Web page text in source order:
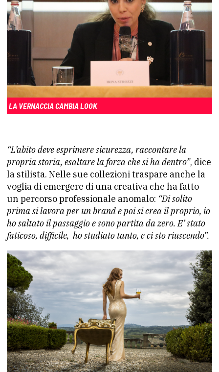
LA VERNACCIA CAMBIA LOOK
“L’abito deve esprimere sicurezza, raccontare la
propria storia, esaltare la forza che si ha dentro”, dice
la stilista. Nelle sue collezioni traspare anche la
voglia di emergere di una creativa che ha fatto
un percorso professionale anomalo: “Di solito
prima si lavora per un brand e poi si crea il proprio, io
ho saltato il passaggio e sono partita da zero. E’ stato
faticoso, difficile, ho studiato tanto, e ci sto riuscendo”.